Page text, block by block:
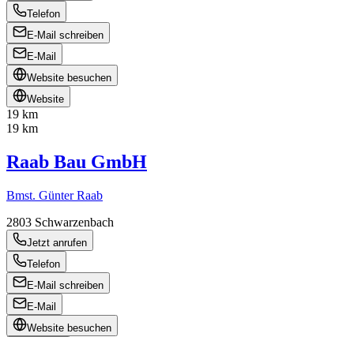
Telefon
E-Mail schreiben
E-Mail
Website besuchen
Website
19 km
19 km
Raab Bau GmbH
Bmst. Günter Raab
2803 Schwarzenbach
Jetzt anrufen
Telefon
E-Mail schreiben
E-Mail
Website besuchen